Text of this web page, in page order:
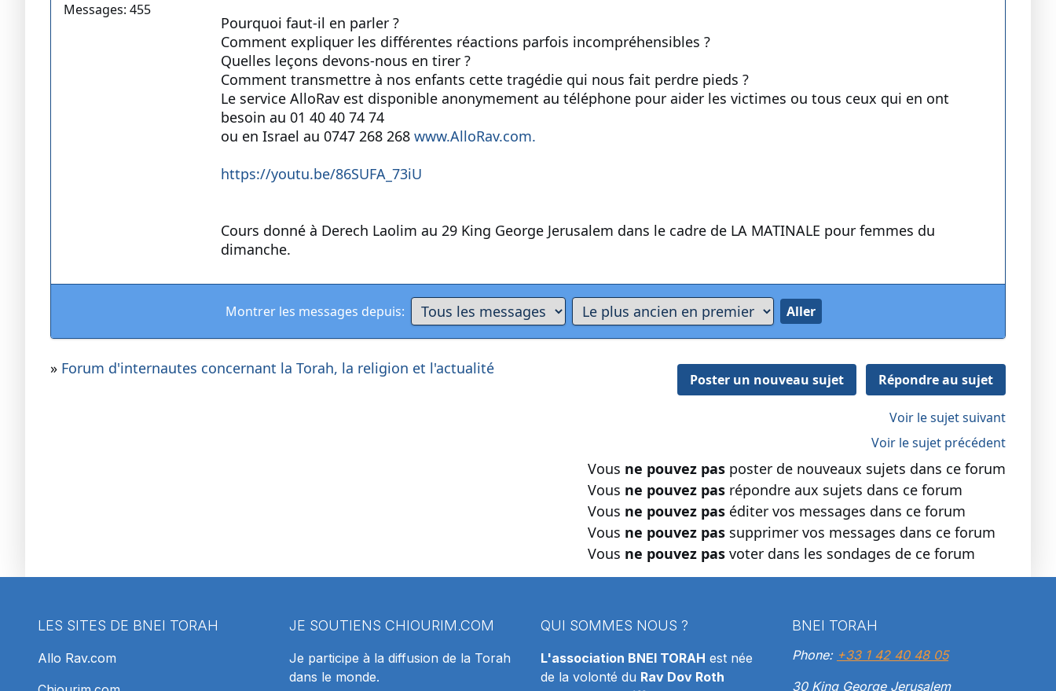
Messages: 455
Pourquoi faut-il en parler ?
Comment expliquer les différentes réactions parfois incompréhensibles ?
Quelles leçons devons-nous en tirer ?
Comment transmettre à nos enfants cette tragédie qui nous fait perdre pieds ?
Le service AlloRav est disponible anonymement au téléphone pour aider les victimes ou tous ceux qui en ont
besoin au 01 40 40 74 74
ou en Israel au 0747 268 268 www.AlloRav.com.
https://youtu.be/86SUFA_73iU
Cours donné à Derech Laolim au 29 King George Jerusalem dans le cadre de LA MATINALE pour femmes du
dimanche.
Montrer les messages depuis:
» Forum d'internautes concernant la Torah, la religion et l'actualité
Poster un nouveau sujet Répondre au sujet
Voir le sujet suivant
Voir le sujet précédent
Vous ne pouvez pas poster de nouveaux sujets dans ce forum
Vous ne pouvez pas répondre aux sujets dans ce forum
Vous ne pouvez pas éditer vos messages dans ce forum
Vous ne pouvez pas supprimer vos messages dans ce forum
Vous ne pouvez pas voter dans les sondages de ce forum
LES SITES DE BNEI TORAH
Allo Rav.com
JE SOUTIENS CHIOURIM.COM
Je participe à la diffusion de la Torah
dans le monde.
QUI SOMMES NOUS ?
L'association BNEI TORAH est née
de la volonté du Rav Dov Roth
BNEI TORAH
Phone: +33 1 42 40 48 05
30 King George Jerusalem